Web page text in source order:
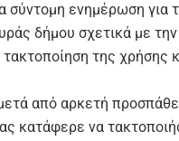
σύντομη ενημέρωση για
δήμου σχετικά με
της χρήσης
από αρκετή
κατάφερε να